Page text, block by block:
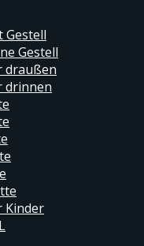
Gestell
Gestell
draußen
drinnen
Kinder